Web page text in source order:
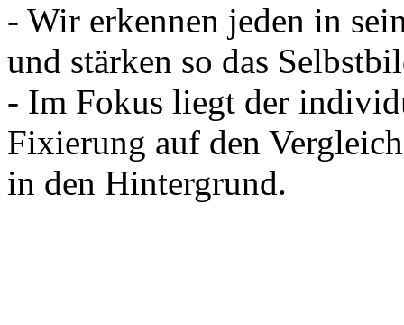
- Wir erkennen jeden in
und stärken so das
- Im Fokus liegt der
Fixierung auf den
in den Hintergrund.